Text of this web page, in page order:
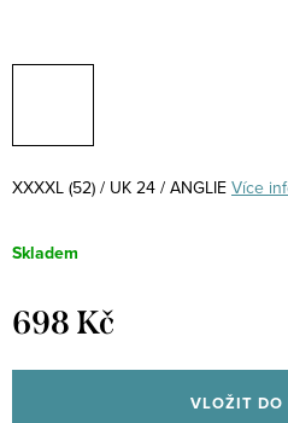
XXXXL (52) / UK 24 / ANGLIE Více
Skladem
698 Kč
cena:
VLOŽIT DO